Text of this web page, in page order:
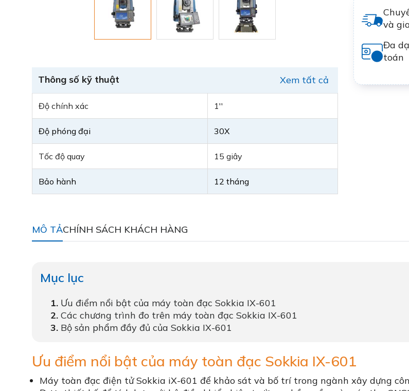
Thông số kỹ thuật Xem tất cả
Độ chính xác 1''
Độ phóng đại 30X
Tốc độ quay 15 giây
Bảo hành 12 tháng
và
Đa
toán
MÔ TẢCHÍNH SÁCH KHÁCH HÀNG
Mục lục
Ưu điểm nổi bật của máy toàn đạc Sokkia IX-601
Các chương trình đo trên máy toàn đạc Sokkia IX-601
Bộ sản phẩm đầy đủ của Sokkia IX-601
Ưu điểm nổi bật của máy toàn đạc Sokkia IX-601
Máy toàn đạc điện tử Sokkia iX-601 để khảo sát và bố trí trong ngành xây dựng